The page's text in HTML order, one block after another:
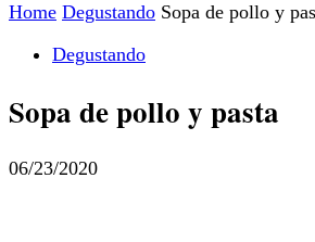
Home Degustando Sopa de pollo y
Degustando
Sopa de pollo y pasta
06/23/2020